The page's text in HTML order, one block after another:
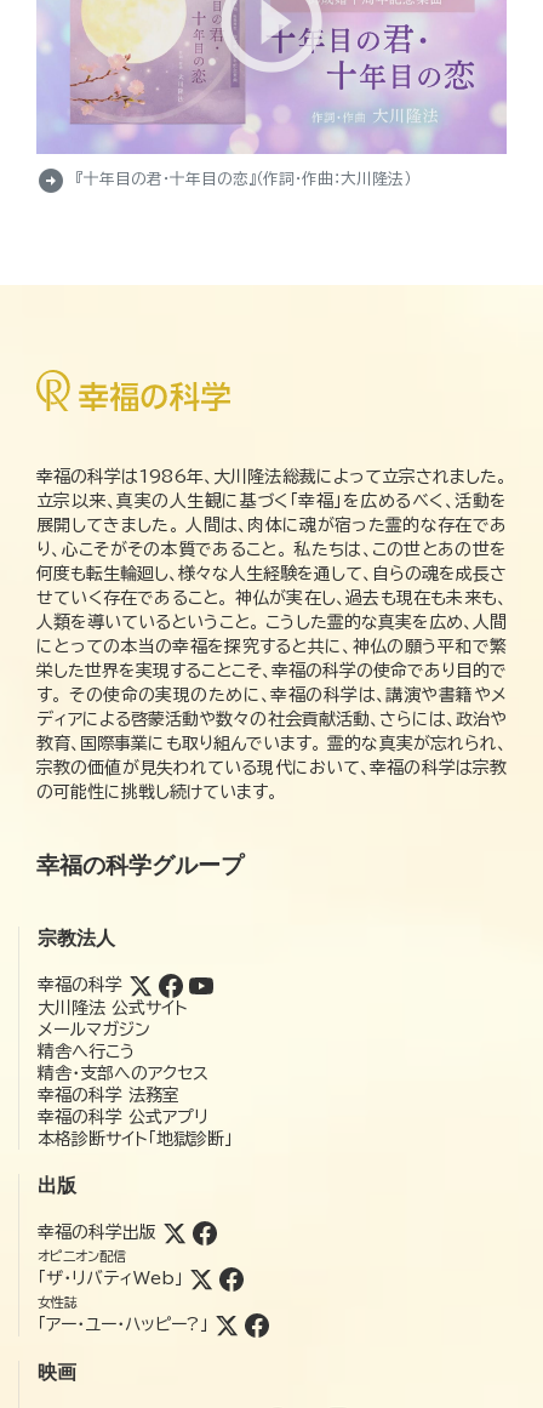
arrow_circle_right 『十年目の君・十年目の恋』（作詞・作曲：大川隆法）
幸福の科学は1986年、大川隆法総裁によって立宗されました。
立宗以来、真実の人生観に基づく「幸福」を広めるべく、活動を
展開してきました。 人間は、肉体に魂が宿った霊的な存在であ
り、心こそがその本質であること。 私たちは、この世とあの世を
何度も転生輪廻し、様々な人生経験を通して、自らの魂を成長さ
せていく存在であること。 神仏が実在し、過去も現在も未来も、
人類を導いているということ。 こうした霊的な真実を広め、人間
にとっての本当の幸福を探究すると共に、神仏の願う平和で繁
栄した世界を実現することこそ、幸福の科学の使命であり目的で
す。 その使命の実現のために、幸福の科学は、講演や書籍やメ
ディアによる啓蒙活動や数々の社会貢献活動、さらには、政治や
教育、国際事業にも取り組んでいます。 霊的な真実が忘れられ、
宗教の価値が見失われている現代において、幸福の科学は宗教
の可能性に挑戦し続けています。
幸福の科学グループ
宗教法人
幸福の科学
大川隆法 公式サイト
メールマガジン
精舎へ行こう
精舎・支部へのアクセス
幸福の科学 法務室
幸福の科学 公式アプリ
本格診断サイト「地獄診断」
出版
幸福の科学出版
オピニオン配信
「ザ・リバティWeb」
女性誌
「アー・ユー・ハッピー?」
映画